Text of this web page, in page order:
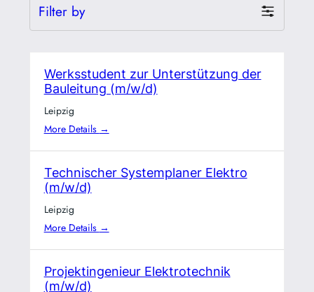
Filter by
Werksstudent zur Unterstützung der
Bauleitung (m/w/d)
Leipzig
More Details
Technischer Systemplaner Elektro
(m/w/d)
Leipzig
More Details
Projektingenieur Elektrotechnik
(m/w/d)